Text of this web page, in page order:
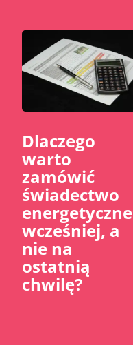
Dlaczego
warto
zamówić
świadectwo
energetyczne
wcześniej, a
nie na
ostatnią
chwilę?